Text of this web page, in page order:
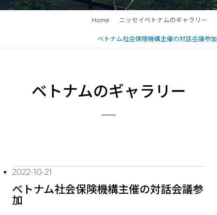
Home ニッセイベトナムのギャラリー
ベトナム社会保険機構主催の対話会議参加
ベトナムのギャラリー
2022-10-21
ベトナム社会保険機構主催の対話会議参
加